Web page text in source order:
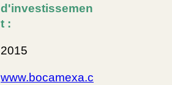
d'investissemen
t :
2015
www.bocamexa.c